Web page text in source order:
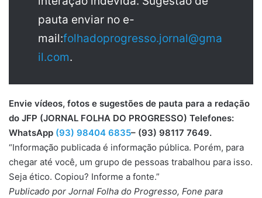
pauta enviar no e-
mail:folhadoprogresso.jornal@gma
il.com.
Envie vídeos, fotos e sugestões de pauta para a redação
do JFP (JORNAL FOLHA DO PROGRESSO) Telefones:
WhatsApp (93) 98404 6835– (93) 98117 7649.
“Informação publicada é informação pública. Porém, para
chegar até você, um grupo de pessoas trabalhou para isso.
Seja ético. Copiou? Informe a fonte.”
Publicado por Jornal Folha do Progresso, Fone para